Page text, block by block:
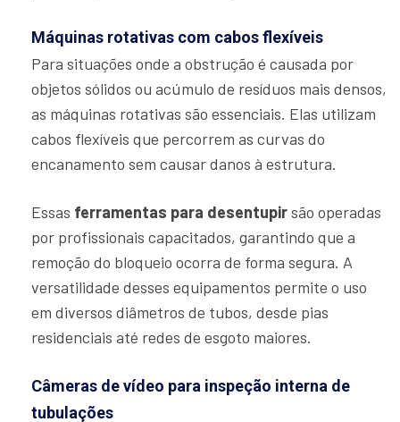
Máquinas rotativas com cabos flexíveis
Para situações onde a obstrução é causada por
objetos sólidos ou acúmulo de resíduos mais densos,
as máquinas rotativas são essenciais. Elas utilizam
cabos flexíveis que percorrem as curvas do
encanamento sem causar danos à estrutura.
Essas ferramentas para desentupirsão operadas
por profissionais capacitados, garantindo que a
remoção do bloqueio ocorra de forma segura. A
versatilidade desses equipamentos permite o uso
em diversos diâmetros de tubos, desde pias
residenciais até redes de esgoto maiores.
Câmeras de vídeo para inspeção interna de
tubulações